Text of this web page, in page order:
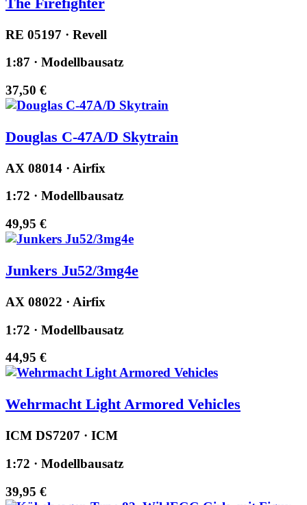
RE 05197 · Revell
1:87 · Modellbausatz
37,50 €
Douglas C-47A/D Skytrain
AX 08014 · Airfix
1:72 · Modellbausatz
49,95 €
Junkers Ju52/3mg4e
AX 08022 · Airfix
1:72 · Modellbausatz
44,95 €
Wehrmacht Light Armored Vehicles
ICM DS7207 · ICM
1:72 · Modellbausatz
39,95 €